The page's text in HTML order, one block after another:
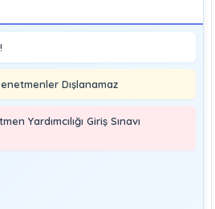
Meydana Gelen Kazalar Büyük
Sayılmakta Mıdır?
Mücadeleye Farklı Bir Yaklaşım
Dışlanamaz
Yardımcılığı Giriş Sınavı